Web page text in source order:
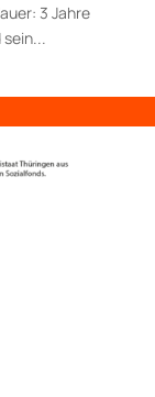
3 Jahre
sein...